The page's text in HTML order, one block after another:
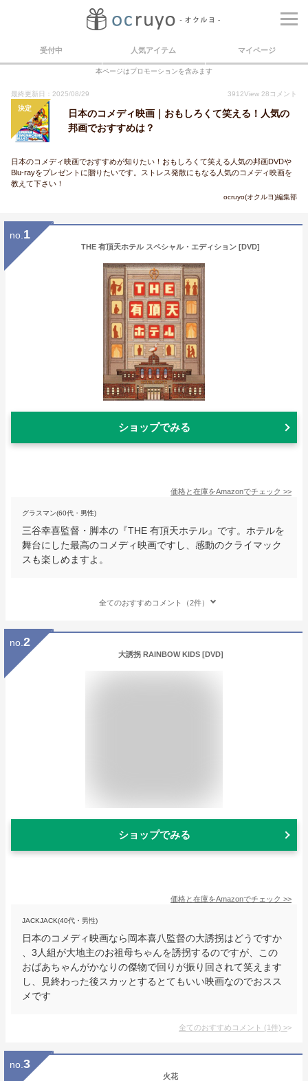
受付中 人気アイテム マイページ
本ページはプロモーションを含みます
最終更新日：2025/08/29 3912View 28 コメント
決定
日本のコメディ映画｜おもしろくて笑える！人気の
邦画でおすすめは？
日本のコメディ映画でおすすめが知りたい！おもしろくて笑える人気の邦画DVDや
Blu-rayをプレゼントに贈りたいです。ストレス発散にもなる人気のコメディ映画を
教えて下さい！
ocruyo(オクルヨ)編集部
no. 1
THE 有頂天ホテル スペシャル・エディション [DVD]
ショップでみる
価格と在庫をAmazonでチェック >>
グラスマン(60代・男性)
三谷幸喜監督・脚本の『THE 有頂天ホテル』です。ホテルを
舞台にした最高のコメディ映画ですし、感動のクライマック
スも楽しめますよ。
全てのおすすめコメント（2件）
no. 2
大誘拐 RAINBOW KIDS [DVD]
ショップでみる
価格と在庫をAmazonでチェック >>
JACKJACK(40代・男性)
日本のコメディ映画なら岡本喜八監督の大誘拐はどうですか
、3人組が大地主のお祖母ちゃんを誘拐するのですが、この
おばあちゃんがかなりの傑物で回りが振り回されて笑えます
し、見終わった後スカッとするとてもいい映画なのでおスス
メです
全てのおすすめコメント (1件) >
no. 3
火花